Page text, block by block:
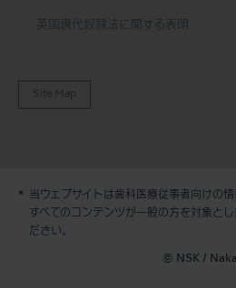
英国現代奴隷法に関する表明
Site Map
当ウェブサイトは歯科医療従事者向けの情
すべてのコンテンツが一般の方を対象と
ださい。
© NSK /